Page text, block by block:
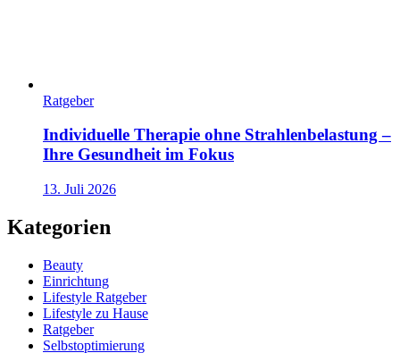
Ratgeber
Individuelle Therapie ohne Strahlenbelastung –
Ihre Gesundheit im Fokus
13. Juli 2026
Kategorien
Beauty
Einrichtung
Lifestyle Ratgeber
Lifestyle zu Hause
Ratgeber
Selbstoptimierung